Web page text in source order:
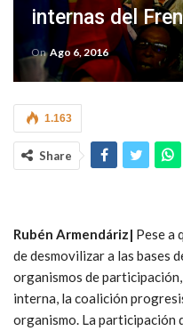
internas del
OnAgo 6, 2016
1.163
Share
Rubén Armendáriz| Pese a
de desmovilizar a las bases
organismos de
interna, la coalición
organismo. La participación